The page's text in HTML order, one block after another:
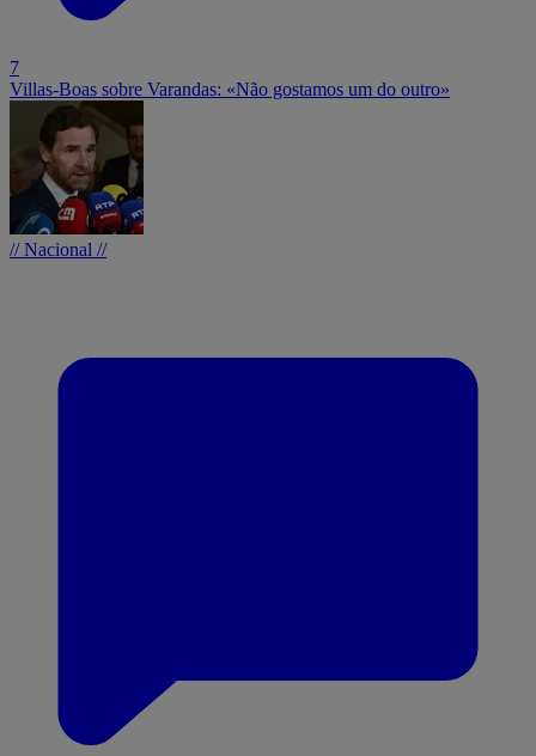
7
Villas-Boas sobre Varandas: «Não gostamos um do outro»
// Nacional //